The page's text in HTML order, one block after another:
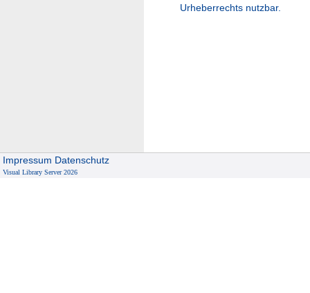
Urheberrechts nutzbar.
Impressum Datenschutz
Visual Library Server 2026